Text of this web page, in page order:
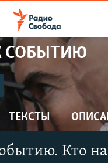
СОБЫТИЮ
ТЕКСТЫ
Кто